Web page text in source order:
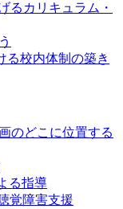
るカリキュラム・
る校内体制の築き
のどこに位置する
る指導
覚障害支援